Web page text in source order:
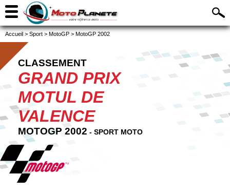
Accueil > Sport > MotoGP > MotoGP 2002
CLASSEMENT
GRAND PRIX
MOTUL DE
VALENCE
MOTOGP 2002 - SPORT MOTO